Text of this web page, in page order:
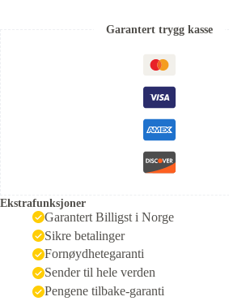
Garantert trygg kasse
Ekstrafunksjoner
Garantert Billigst i Norge
Sikre betalinger
Fornøydhetegaranti
Sender til hele verden
Pengene tilbake-garanti